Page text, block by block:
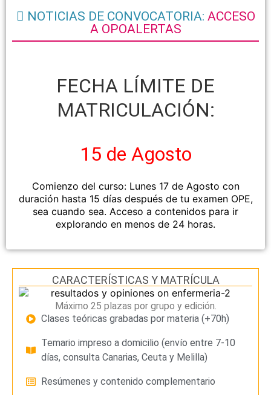
NOTICIAS DE CONVOCATORIA: ACCESO
A OPOALERTAS
FECHA LÍMITE DE
MATRICULACIÓN:
15 de Agosto
Comienzo del curso: Lunes 17 de Agosto con
duración hasta 15 días después de tu examen OPE,
sea cuando sea. Acceso a contenidos para ir
explorando en menos de 24 horas.
CARACTERÍSTICAS Y MATRÍCULA
Máximo 25 plazas por grupo y edición.
Clases teóricas grabadas por materia (+70h)
Temario impreso a domicilio (envío entre 7-10
días, consulta Canarias, Ceuta y Melilla)
Resúmenes y contenido complementario